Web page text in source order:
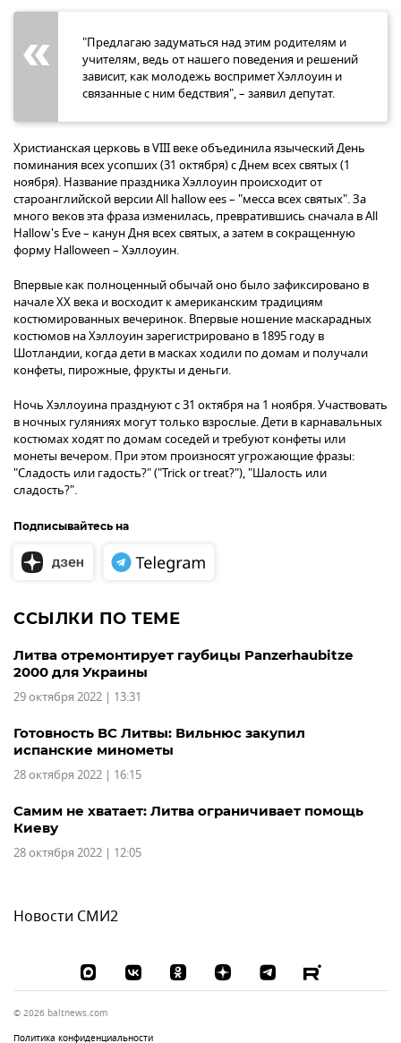
"Предлагаю задуматься над этим родителям и
учителям, ведь от нашего поведения и решений
зависит, как молодежь воспримет Хэллоуин и
связанные с ним бедствия", – заявил депутат.
Христианская церковь в VIII веке объединила языческий День
поминания всех усопших (31 октября) с Днем всех святых (1
ноября). Название праздника Хэллоуин происходит от
староанглийской версии All hallow ees – "месса всех святых". За
много веков эта фраза изменилась, превратившись сначала в All
Hallow's Eve – канун Дня всех святых, а затем в сокращенную
форму Halloween – Хэллоуин.
Впервые как полноценный обычай оно было зафиксировано в
начале XX века и восходит к американским традициям
костюмированных вечеринок. Впервые ношение маскарадных
костюмов на Хэллоуин зарегистрировано в 1895 году в
Шотландии, когда дети в масках ходили по домам и получали
конфеты, пирожные, фрукты и деньги.
Ночь Хэллоуина празднуют с 31 октября на 1 ноября. Участвовать
в ночных гуляниях могут только взрослые. Дети в карнавальных
костюмах ходят по домам соседей и требуют конфеты или
монеты вечером. При этом произносят угрожающие фразы:
"Сладость или гадость?" ("Trick or treat?"), "Шалость или
сладость?".
Подписывайтесь на
ССЫЛКИ ПО ТЕМЕ
Литва отремонтирует гаубицы Panzerhaubitze
2000 для Украины
29 октября 2022 | 13:31
Готовность ВС Литвы: Вильнюс закупил
испанские минометы
28 октября 2022 | 16:15
Самим не хватает: Литва ограничивает помощь
Киеву
28 октября 2022 | 12:05
Новости СМИ2
© 2026 baltnews.com
Политика конфиденциальности